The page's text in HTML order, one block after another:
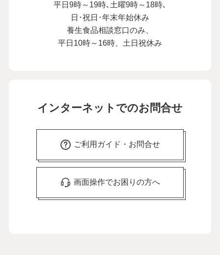
平日9時～19時､土曜9時～18時､
日･祝日･年末年始休み
養生食品相談窓口のみ、
平日10時～16時、土日祝休み
インターネットでのお問合せ
ご利用ガイド・お問合せ
画面操作でお困りの方へ